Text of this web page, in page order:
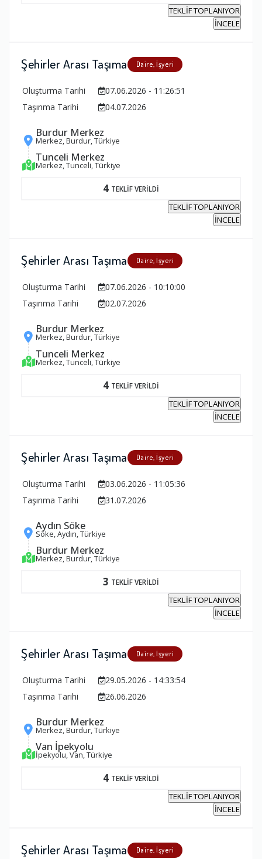
TEKLİF TOPLANIYOR
İNCELE
Şehirler Arası Taşıma Daire, İşyeri
Oluşturma Tarihi
07.06.2026 - 11:26:51
Taşınma Tarihi
04.07.2026
Burdur Merkez
Merkez, Burdur, Türkiye
Tunceli Merkez
Merkez, Tunceli, Türkiye
4 TEKLİF VERİLDİ
TEKLİF TOPLANIYOR
İNCELE
Şehirler Arası Taşıma Daire, İşyeri
Oluşturma Tarihi
07.06.2026 - 10:10:00
Taşınma Tarihi
02.07.2026
Burdur Merkez
Merkez, Burdur, Türkiye
Tunceli Merkez
Merkez, Tunceli, Türkiye
4 TEKLİF VERİLDİ
TEKLİF TOPLANIYOR
İNCELE
Şehirler Arası Taşıma Daire, İşyeri
Oluşturma Tarihi
03.06.2026 - 11:05:36
Taşınma Tarihi
31.07.2026
Aydın Söke
Söke, Aydın, Türkiye
Burdur Merkez
Merkez, Burdur, Türkiye
3 TEKLİF VERİLDİ
TEKLİF TOPLANIYOR
İNCELE
Şehirler Arası Taşıma Daire, İşyeri
Oluşturma Tarihi
29.05.2026 - 14:33:54
Taşınma Tarihi
26.06.2026
Burdur Merkez
Merkez, Burdur, Türkiye
Van İpekyolu
İpekyolu, Van, Türkiye
4 TEKLİF VERİLDİ
TEKLİF TOPLANIYOR
İNCELE
Şehirler Arası Taşıma Daire, İşyeri